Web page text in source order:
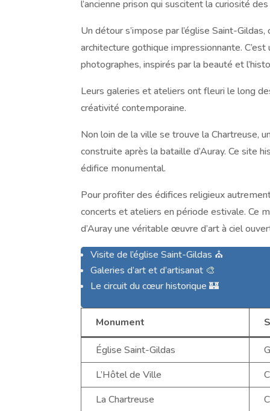
l’ancienne prison qui suscitent la curiosité
Un détour s’impose par l’église Saint-
architecture gothique impressionnante.
photographes, inspirés par la beauté et
Leurs galeries et ateliers ont fleuri le long
créativité contemporaine.
Non loin de la ville se trouve la Chartreuse,
construite après la bataille d’Auray. Ce site
édifice monumental.
Pour profiter des édifices religieux
concerts et ateliers en période estivale. Ce
d’Auray une véritable œuvre d’art à ciel
Visite de l’église Saint-Gildas ⛪
Galeries d’art et d’artisanat 🎨
Le circuit du cœur historique 🏰
Monument
Église Saint-Gildas
L’Hôtel de Ville
La Chartreuse